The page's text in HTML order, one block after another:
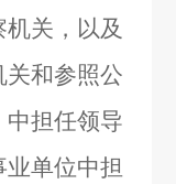
关，以及
和参照公
担任领导
单位中担